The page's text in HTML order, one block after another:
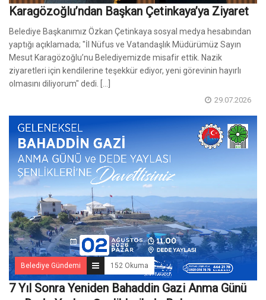
Karagözoğlu’ndan Başkan Çetinkaya’ya Ziyaret
Belediye Başkanımız Özkan Çetinkaya sosyal medya hesabından
yaptığı açıklamada; "İl Nüfus ve Vatandaşlık Müdürümüz Sayın
Mesut Karagözoğlu’nu Belediyemizde misafir ettik. Nazik
ziyaretleri için kendilerine teşekkür ediyor, yeni görevinin hayırlı
olmasını diliyorum" dedi. [...]
29.07.2026
Belediye Gündemi 152 Okuma
7 Yıl Sonra Yeniden Bahaddin Gazi Anma Günü